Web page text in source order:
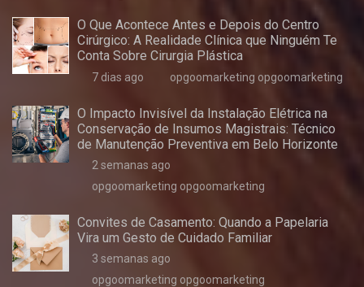
O Que Acontece Antes e Depois do Centro
Cirúrgico: A Realidade Clínica que Ninguém Te
Conta Sobre Cirurgia Plástica
7 dias ago opgoomarketing opgoomarketing
O Impacto Invisível da Instalação Elétrica na
Conservação de Insumos Magistrais: Técnico
de Manutenção Preventiva em Belo Horizonte
2 semanas ago
opgoomarketing opgoomarketing
Convites de Casamento: Quando a Papelaria
Vira um Gesto de Cuidado Familiar
3 semanas ago
opgoomarketing opgoomarketing